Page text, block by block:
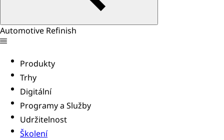
Automotive Refinish
Produkty
Trhy
Digitální
Programy a Služby
Udržitelnost
Školení